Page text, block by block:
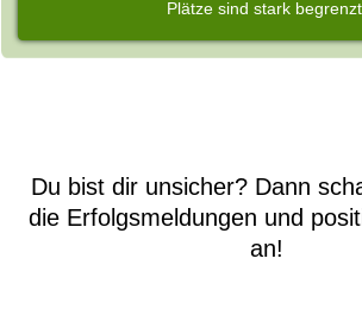
Plätze sind stark
Du bist dir unsicher? Dann
die Erfolgsmeldungen und
an!